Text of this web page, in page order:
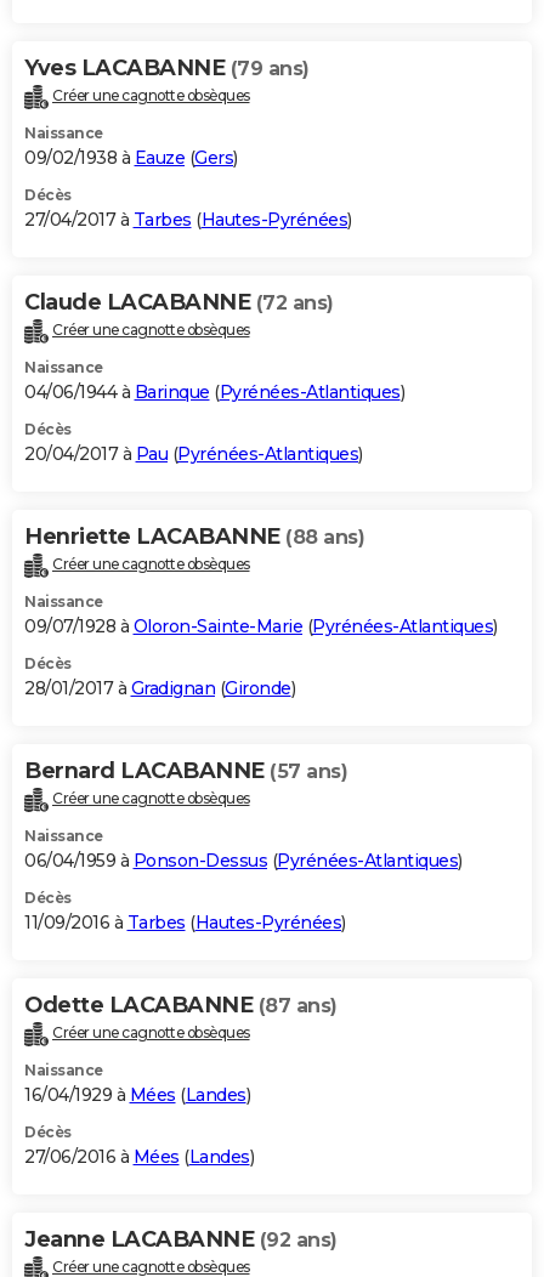
Yves LACABANNE (79 ans)
Créer une cagnotte obsèques
Naissance
09/02/1938 à Eauze (Gers)
Décès
27/04/2017 à Tarbes (Hautes-Pyrénées)
Claude LACABANNE (72 ans)
Créer une cagnotte obsèques
Naissance
04/06/1944 à Barinque (Pyrénées-Atlantiques)
Décès
20/04/2017 à Pau (Pyrénées-Atlantiques)
Henriette LACABANNE (88 ans)
Créer une cagnotte obsèques
Naissance
09/07/1928 à Oloron-Sainte-Marie (Pyrénées-Atlantiques)
Décès
28/01/2017 à Gradignan (Gironde)
Bernard LACABANNE (57 ans)
Créer une cagnotte obsèques
Naissance
06/04/1959 à Ponson-Dessus (Pyrénées-Atlantiques)
Décès
11/09/2016 à Tarbes (Hautes-Pyrénées)
Odette LACABANNE (87 ans)
Créer une cagnotte obsèques
Naissance
16/04/1929 à Mées (Landes)
Décès
27/06/2016 à Mées (Landes)
Jeanne LACABANNE (92 ans)
Créer une cagnotte obsèques